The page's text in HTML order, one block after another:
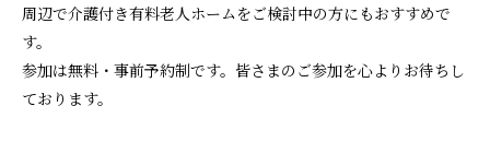
周辺で介護付き有料老人ホームをご検討中の方にもおすすめで
す。
参加は無料・事前予約制です。皆さまのご参加を心よりお待ちし
ております。